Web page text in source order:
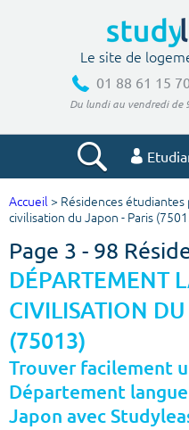
Le site de
01 88 61 15 70
Du lundi au vendredi de
Votre
Ville, école
Budget min
€
Surface min
Accueil > Résidences
civilisation du Japon - Paris
Page 3 - 98
DÉPARTEMENT
CIVILISATION
(75013)
Trouver facilement
Département
Japon avec